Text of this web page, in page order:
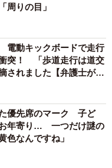
周りの目」
電動キックボードで走行
突！ 「歩道走行は道交
されました【弁護士が解
優先席のマーク 子ど
お年寄り… 一つだけ謎の
色なんですね」